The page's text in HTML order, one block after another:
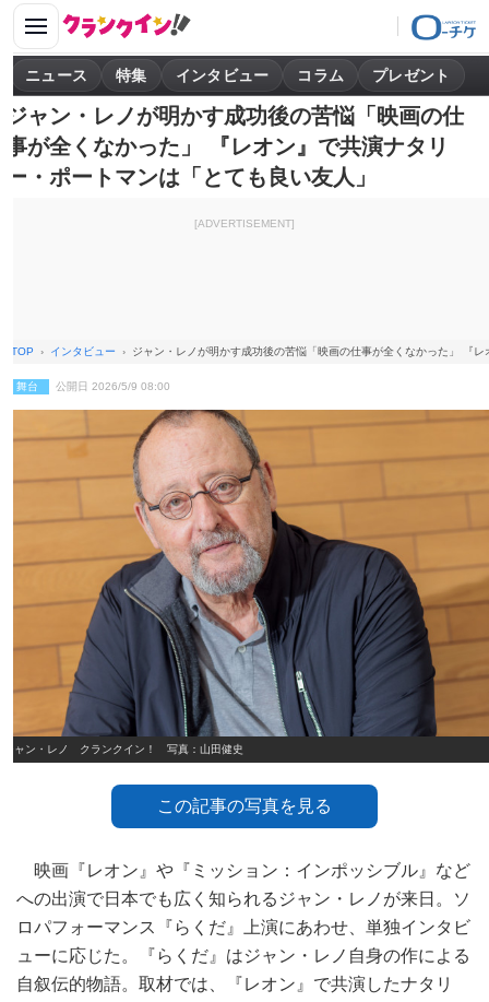
ニュース 特集 インタビュー コラム プレゼント
ジャン・レノが明かす成功後の苦悩「映画の仕
事が全くなかった」 『レオン』で共演ナタリ
ー・ポートマンは「とても良い友人」
[ADVERTISEMENT]
TOP インタビュー ジャン・レノが明かす成功後の苦悩「映画の仕事が全くなかった」 『
舞台 公開日 2026/5/9 08:00
ジャン・レノ クランクイン！ 写真：山田健史
この記事の写真を見る
映画『レオン』や『ミッション：インポッシブル』など
への出演で日本でも広く知られるジャン・レノが来日。ソ
ロパフォーマンス『らくだ』上演にあわせ、単独インタビ
ューに応じた。『らくだ』はジャン・レノ自身の作による
自叙伝的物語。取材では、『レオン』で共演したナタリ